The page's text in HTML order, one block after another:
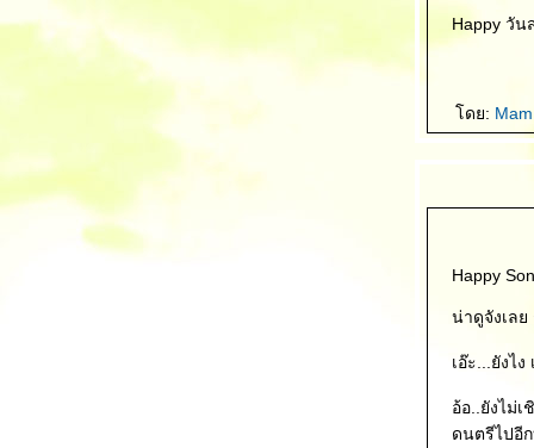
Happy วัน
ดย:
Happy
น่าดูจังเล
เอ๊ะ...ยังไ
อ้อ..ยังไม่
ดนตรีไปอี